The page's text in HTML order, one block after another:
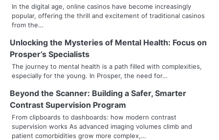
v
i
g
a
t
i
o
n
In the digital age, online casinos have become increasingly
popular, offering the thrill and excitement of traditional casinos
from the…
Unlocking the Mysteries of Mental Health: Focus on
Prosper’s Specialists
The journey to mental health is a path filled with complexities,
especially for the young. In Prosper, the need for…
Beyond the Scanner: Building a Safer, Smarter
Contrast Supervision Program
From clipboards to dashboards: how modern contrast
supervision works As advanced imaging volumes climb and
patient comorbidities grow more complex,…